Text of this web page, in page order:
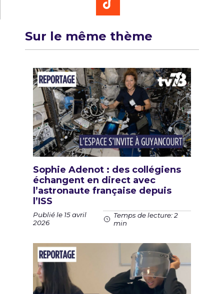
Sur le même thème
Sophie Adenot : des collégiens
échangent en direct avec
l’astronaute française depuis
l’ISS
Publié le 15 avril
2026
Temps de lecture: 2
min